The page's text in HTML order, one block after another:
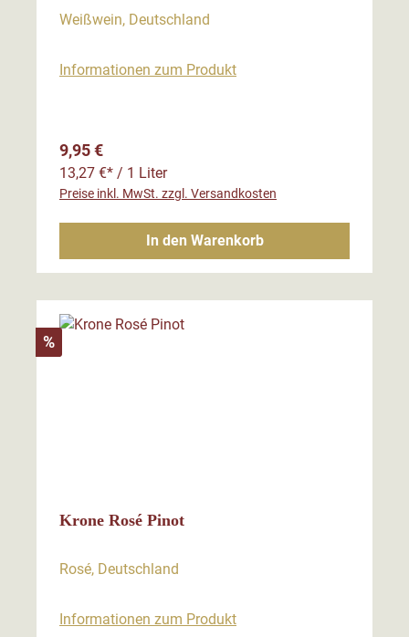
Weißwein, Deutschland
Informationen zum Produkt
Regulärer Preis:
9,95 €
13,27 €* / 1 Liter
Preise inkl. MwSt. zzgl. Versandkosten
In den Warenkorb
Rabatt
%
Krone Rosé Pinot
Rosé, Deutschland
Informationen zum Produkt